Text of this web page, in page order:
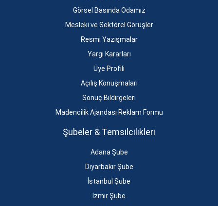
Görsel Basında Odamız
Mesleki ve Sektörel Görüşler
Resmi Yazışmalar
Yargı Kararları
Üye Profili
Açılış Konuşmaları
Sonuç Bildirgeleri
Madencilik Ajandası Reklam Formu
Şubeler & Temsilcilikleri
Adana Şube
Diyarbakır Şube
İstanbul Şube
İzmir Şube